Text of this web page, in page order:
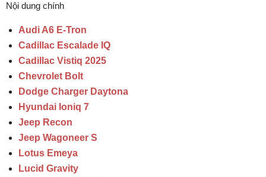
Nội dung chính
Audi A6 E-Tron
Cadillac Escalade IQ
Cadillac Vistiq 2025
Chevrolet Bolt
Dodge Charger Daytona
Hyundai Ioniq 7
Jeep Recon
Jeep Wagoneer S
Lotus Emeya
Lucid Gravity